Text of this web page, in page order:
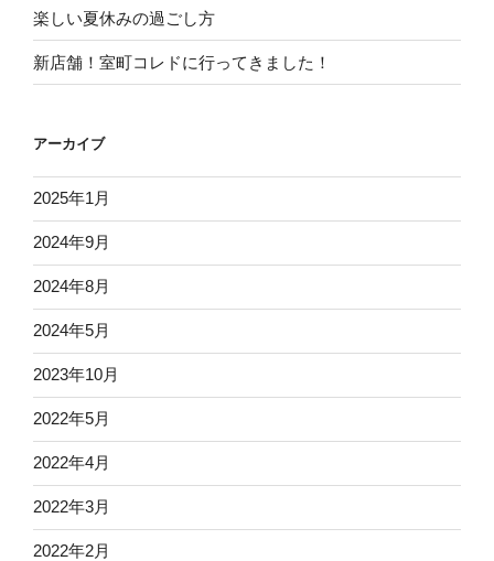
楽しい夏休みの過ごし方
新店舗！室町コレドに行ってきました！
アーカイブ
2025年1月
2024年9月
2024年8月
2024年5月
2023年10月
2022年5月
2022年4月
2022年3月
2022年2月